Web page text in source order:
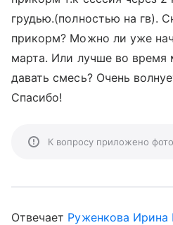
грудью.(полностью на гв).
прикорм? Можно ли уже
марта. Или лучше во время
давать смесь? Очень
Спасибо!
К вопросу приложено фото
Отвечает Руженкова Ирина